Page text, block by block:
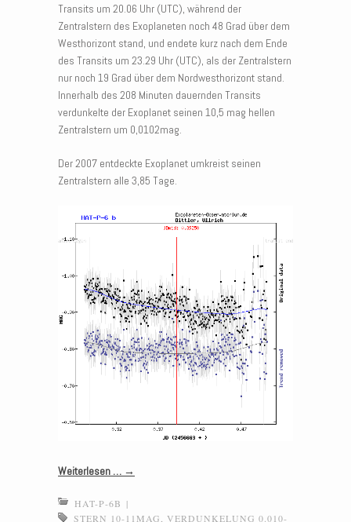
Transits um 20.06 Uhr (UTC), während der
Zentralstern des Exoplaneten noch 48 Grad über dem
Westhorizont stand, und endete kurz nach dem Ende
des Transits um 23.29 Uhr (UTC), als der Zentralstern
nur noch 19 Grad über dem Nordwesthorizont stand.
Innerhalb des 208 Minuten dauernden Transits
verdunkelte der Exoplanet seinen 10,5 mag hellen
Zentralstern um 0,0102mag.
Der 2007 entdeckte Exoplanet umkreist seinen
Zentralstern alle 3,85 Tage.
Weiterlesen … →
HAT-P-6B |
STERN 10-11MAG
VERDUNKELUNG 0.010-